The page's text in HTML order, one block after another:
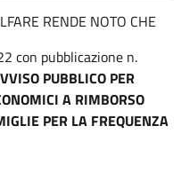
RENDE NOTO CHE
con pubblicazione n.
PUBBLICO PER
A RIMBORSO
PER LA FREQUENZA